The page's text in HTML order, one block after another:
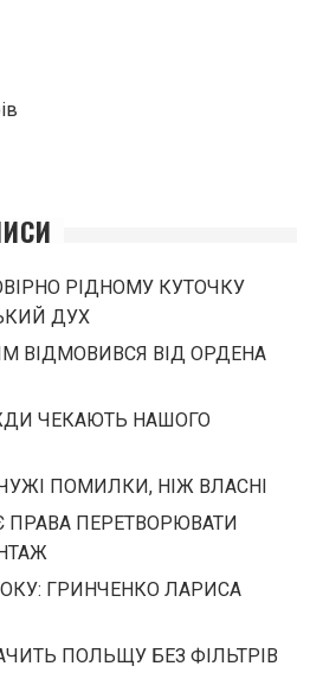
РІДНОМУ КУТОЧКУ
ДУХ
ВІДМОВИВСЯ ВІД ОРДЕНА
ЧЕКАЮТЬ НАШОГО
ПОМИЛКИ, НІЖ ВЛАСНІ
ПЕРЕТВОРЮВАТИ
ГРИНЧЕНКО ЛАРИСА
ПОЛЬЩУ БЕЗ ФІЛЬТРІВ